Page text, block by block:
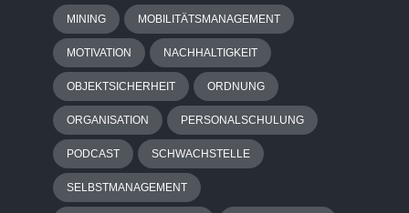
MINING MOBILITÄTSMANAGEMENT
MOTIVATION NACHHALTIGKEIT
OBJEKTSICHERHEIT ORDNUNG
ORGANISATION PERSONALSCHULUNG
PODCAST SCHWACHSTELLE
SELBSTMANAGEMENT